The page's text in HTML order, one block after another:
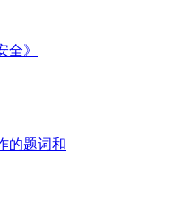
》
的题词和